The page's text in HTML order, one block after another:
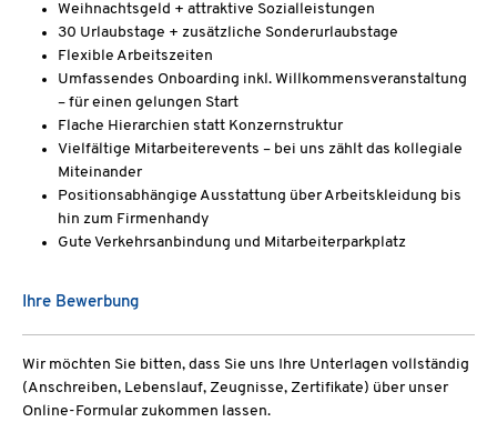
Weihnachtsgeld + attraktive Sozialleistungen
30 Urlaubstage + zusätzliche Sonderurlaubstage
Flexible Arbeitszeiten
Umfassendes Onboarding inkl. Willkommensveranstaltung
– für einen gelungen Start
Flache Hierarchien statt Konzernstruktur
Vielfältige Mitarbeiterevents – bei uns zählt das kollegiale
Miteinander
Positionsabhängige Ausstattung über Arbeitskleidung bis
hin zum Firmenhandy
Gute Verkehrsanbindung und Mitarbeiterparkplatz
Ihre Bewerbung
Wir möchten Sie bitten, dass Sie uns Ihre Unterlagen vollständig
(Anschreiben, Lebenslauf, Zeugnisse, Zertifikate) über unser
Online-Formular zukommen lassen.